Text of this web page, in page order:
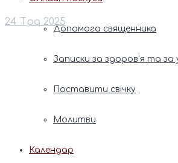
Допомога священника
Записки за здоров’я та за
Поставити свічку
Молитви
Календар
24 Тра 2025